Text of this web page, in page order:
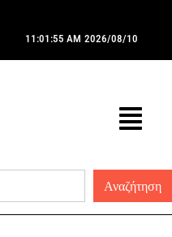
11:01:55 AM 2026/08/10